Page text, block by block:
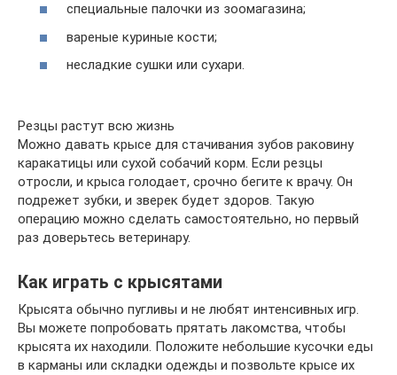
специальные палочки из зоомагазина;
вареные куриные кости;
несладкие сушки или сухари.
Резцы растут всю жизнь
Можно давать крысе для стачивания зубов раковину
каракатицы или сухой собачий корм. Если резцы
отросли, и крыса голодает, срочно бегите к врачу. Он
подрежет зубки, и зверек будет здоров. Такую
операцию можно сделать самостоятельно, но первый
раз доверьтесь ветеринару.
Как играть с крысятами
Крысята обычно пугливы и не любят интенсивных игр.
Вы можете попробовать прятать лакомства, чтобы
крысята их находили. Положите небольшие кусочки еды
в карманы или складки одежды и позвольте крысе их